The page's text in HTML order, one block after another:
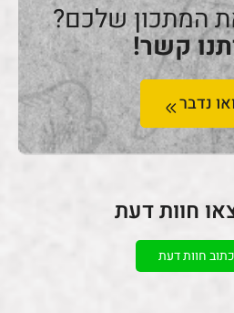
המתכון שלכם?
קשר!
נדבר
חוות דעת
כתוב חוות דעת